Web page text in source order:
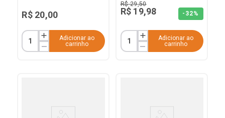
R$ 20,00
Adicionar ao
carrinho
R$ 29,50
R$ 19,98 - 32%
Adicionar ao
carrinho